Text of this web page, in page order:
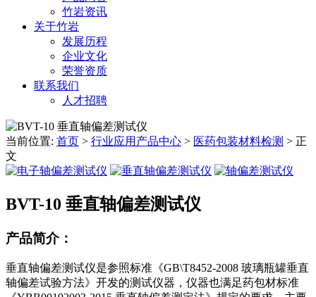
竹岩资讯
关于竹岩
发展历程
企业文化
荣誉资质
联系我们
人才招聘
当前位置: 首页 > 行业应用产品中心 > 医药包装材料检测 > 正
文
BVT-10 垂直轴偏差测试仪
产品简介：
垂直轴偏差测试仪是参照标准《GB\T8452-2008 玻璃瓶罐垂直
轴偏差试验方法》开发的测试仪器，仪器也满足药包材标准